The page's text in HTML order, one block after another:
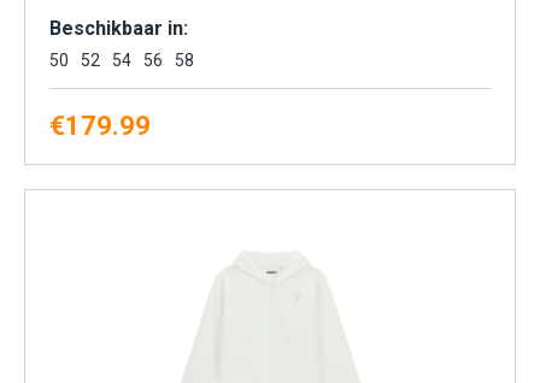
Beschikbaar in:
50 52 54 56 58
€179.99